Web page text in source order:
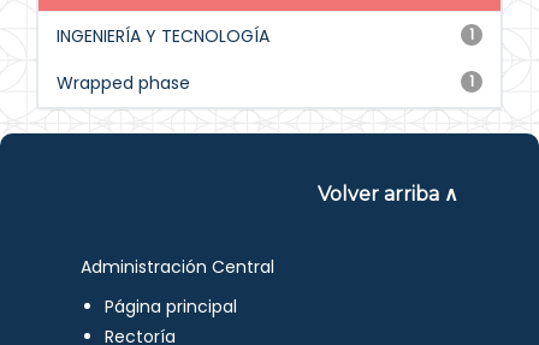
1
INGENIERÍA Y TECNOLOGÍA
1
Wrapped phase
Volver arriba ∧
Administración Central
Página principal
Rectoría